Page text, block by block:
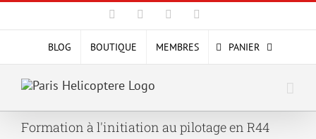
Passer
contenu
Facebook YouTube
BLOG BOUTIQUE MEMBRES PANIER
Formation à l'initiation au pilotage en R44